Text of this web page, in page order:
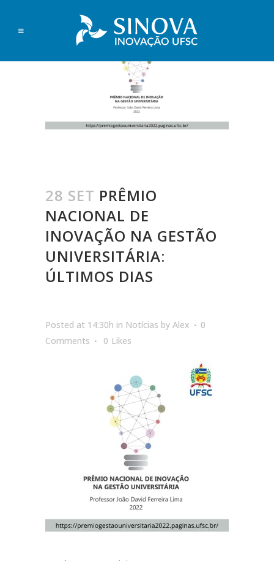
28 SET PRÊMIO
NACIONAL DE
INOVAÇÃO NA GESTÃO
UNIVERSITÁRIA:
ÚLTIMOS DIAS
Posted at 14:30h in Notícias by Alex
0
Comments
0 Likes